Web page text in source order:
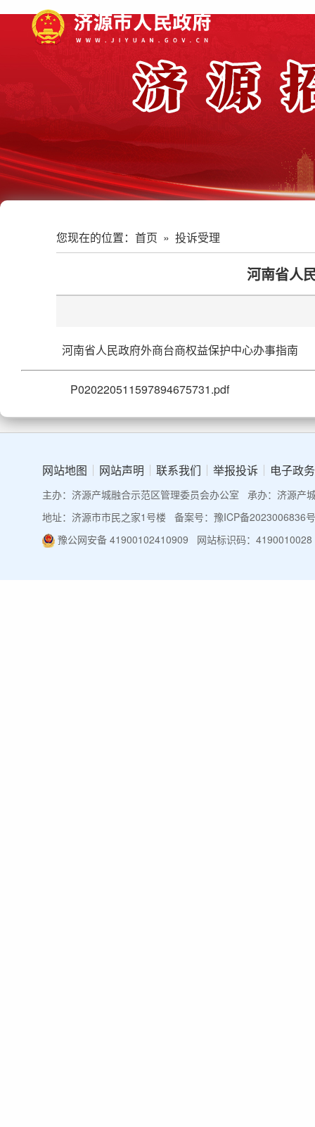
您现在的位置： 首页 » 投诉受理
河南省人
河南省人民政府外商台商权益保护中心办事指南
P020220511597894675731.pdf
网站地图 网站声明 联系我们 举报投诉 电子政
主办：济源产城融合示范区管理委员会办公室
承办：济源产
地址：济源市市民之家1号楼 备案号：豫ICP备2023006836
豫公网安备 41900102410909
网站标识码：4190010028